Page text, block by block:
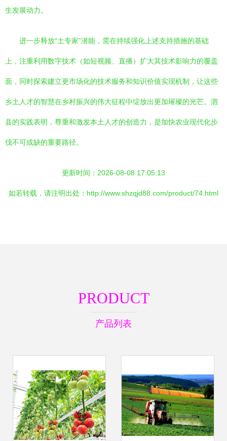
生发展动力。
进一步释放“土专家”潜能，需在持续强化上述支持措施的基础
上，注重利用数字技术（如短视频、直播）扩大其技术影响力的覆盖
面，同时探索建立更市场化的技术服务和知识价值实现机制，让这些
乡土人才的智慧在乡村振兴的伟大征程中绽放出更加璀璨的光芒。泗
县的实践表明，尊重和激发本土人才的创造力，是加快农业现代化步
伐不可或缺的重要路径。
更新时间：2026-08-08 17:05:13
如若转载，请注明出处：http://www.shzqjd88.com/product/74.html
PRODUCT
产品列表